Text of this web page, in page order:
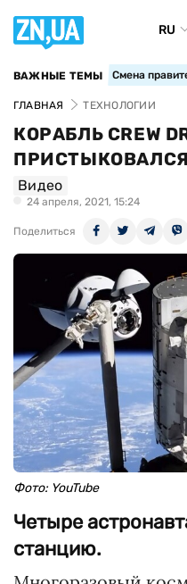
RU
ВАЖНЫЕ ТЕМЫ Смена
ГЛАВНАЯ ТЕХНОЛОГИИ
КОРАБЛЬ CREW
Видео
24 апреля, 2021, 15:24
Поделиться
Фото: YouTube
Четыре
станцию.